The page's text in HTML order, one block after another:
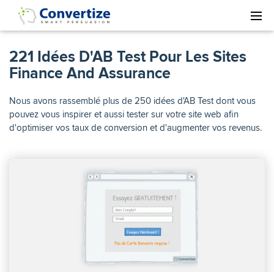
221 Idées D'AB Test Pour Les Sites
Finance And Assurance
Nous avons rassemblé plus de 250 idées d'AB Test dont vous
pouvez vous inspirer et aussi tester sur votre site web afin
d'optimiser vos taux de conversion et d'augmenter vos revenus.